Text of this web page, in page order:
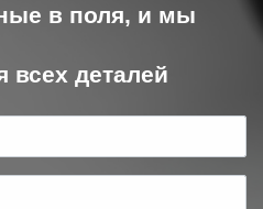
в поля, и мы
всех деталей